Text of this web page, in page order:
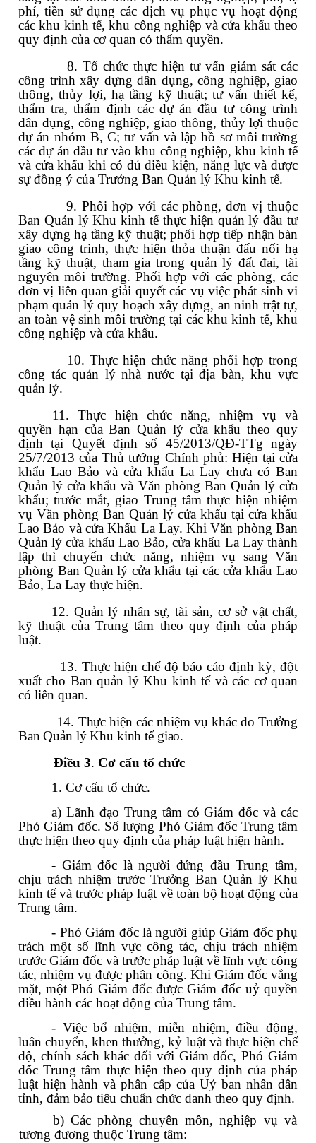
phí, tiền sử dụng các dịch vụ phục vụ hoạt động
các khu kinh tế, khu công nghiệp và cửa khẩu theo
quy định của cơ quan có thẩm quyền.
8. Tổ chức thực hiện tư vấn giám sát các
công trình xây dựng dân dụng, công nghiệp, giao
thông, thủy lợi, hạ tầng kỹ thuật; tư vấn thiết kế,
thẩm tra, thẩm định các dự án đầu tư công trình
dân dụng, công nghiệp, giao thông, thủy lợi thuộc
dự án nhóm B, C; tư vấn và lập hồ sơ môi trường
các dự án đầu tư vào khu công nghiệp, khu kinh tế
và cửa khẩu khi có đủ điều kiện, năng lực và được
sự đồng ý của Trưởng Ban Quản lý Khu kinh tế.
9. Phối hợp với các phòng, đơn vị thuộc
Ban Quản lý Khu kinh tế thực hiện quản lý đầu tư
xây dựng hạ tầng kỹ thuật; phối hợp tiếp nhận bàn
giao công trình, thực hiện thỏa thuận đấu nối hạ
tầng kỹ thuật, tham gia trong quản lý đất đai, tài
nguyên môi trường. Phối hợp với các phòng, các
đơn vị liên quan giải quyết các vụ việc phát sinh vi
phạm quản lý quy hoạch xây dựng, an ninh trật tự,
an toàn vệ sinh môi trường tại các khu kinh tế, khu
công nghiệp và cửa khẩu.
10. Thực hiện chức năng phối hợp trong
công tác quản lý nhà nước tại địa bàn, khu vực
quản lý.
11. Thực hiện chức năng, nhiệm vụ và
quyền hạn của Ban Quản lý cửa khẩu theo quy
định tại Quyết định số 45/2013/QĐ-TTg ngày
25/7/2013 của Thủ tướng Chính phủ: Hiện tại cửa
khẩu Lao Bảo và cửa khẩu La Lay chưa có Ban
Quản lý cửa khẩu và Văn phòng Ban Quản lý cửa
khẩu; trước mắt, giao Trung tâm thực hiện nhiệm
vụ Văn phòng Ban Quản lý cửa khẩu tại cửa khẩu
Lao Bảo và cửa Khẩu La Lay. Khi Văn phòng Ban
Quản lý cửa khẩu Lao Bảo, cửa khẩu La Lay thành
lập thì chuyển chức năng, nhiệm vụ sang Văn
phòng Ban Quản lý cửa khẩu tại các cửa khẩu Lao
Bảo, La Lay thực hiện.
12. Quản lý nhân sự, tài sản, cơ sở vật chất,
kỹ thuật của Trung tâm theo quy định của pháp
luật.
13. Thực hiện chế độ báo cáo định kỳ, đột
xuất cho Ban quản lý Khu kinh tế và các cơ quan
có liên quan.
14. Thực hiện các nhiệm vụ khác do Trưởng
Ban Quản lý Khu kinh tế giao.
Điều 3. Cơ cấu tổ chức
1. Cơ cấu tổ chức.
a) Lãnh đạo Trung tâm có Giám đốc và các
Phó Giám đốc. Số lượng Phó Giám đốc Trung tâm
thực hiện theo quy định của pháp luật hiện hành.
- Giám đốc là người đứng đầu Trung tâm,
chịu trách nhiệm trước Trưởng Ban Quản lý Khu
kinh tếvà trước pháp luật về toàn bộ hoạt động của
Trung tâm.
- Phó Giám đốc là người giúp Giám đốc phụ
trách một số lĩnh vực công tác, chịu trách nhiệm
trước Giám đốc và trước pháp luật về lĩnh vực công
tác, nhiệm vụ được phân công. Khi Giám đốc vắng
mặt, một Phó Giám đốc được Giám đốc uỷ quyền
điều hành các hoạt động của Trung tâm.
- Việc bổ nhiệm, miễn nhiệm, điều động,
luân chuyển, khen thưởng, kỷ luật và thực hiện chế
độ, chính sách khác đối với Giám đốc, Phó Giám
đốc Trung tâm thực hiện theo quy định của pháp
luật hiện hành và phân cấp của Uỷ ban nhân dân
tỉnh, đảm bảo tiêu chuẩn chức danh theo quy định.
b) Các phòng chuyên môn, nghiệp vụ và
tương đương thuộc Trung tâm: